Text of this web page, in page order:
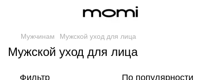
Мужчинам Мужской уход для лица
Мужской уход для лица
Фильтр По популярности